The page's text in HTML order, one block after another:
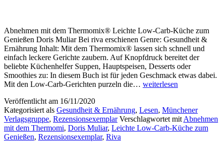
Abnehmen mit dem Thermomix® Leichte Low-Carb-Küche zum
Genießen Doris Muliar Bei riva erschienen Genre: Gesundheit &
Ernährung Inhalt: Mit dem Thermomix® lassen sich schnell und
einfach leckere Gerichte zaubern. Auf Knopfdruck bereitet der
beliebte Küchenhelfer Suppen, Hauptspeisen, Desserts oder
Smoothies zu: In diesem Buch ist für jeden Geschmack etwas dabei.
Mit den Low-Carb-Gerichten purzeln die… „Abnehmen
Thermomix®
–
Leichte
weiterlesen
Veröffentlicht am 16/11/2020
Kategorisiert als Gesundheit & Ernährung, Lesen, Münchener
Verlagsgruppe, Rezensionsexemplar Verschlagwortet mitAbnehmen
mit dem Thermomi, Doris Muliar, Leichte Low-Carb-Küche zum
Genießen, Rezensionsexemplar, Riva